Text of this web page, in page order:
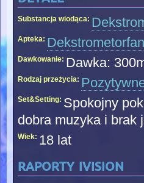
Substancja wiodąca:
Apteka: Dekstrometorfan
Dawkowanie: Dawka:
Rodzaj przeżycia:
Set&Setting: Spokojny
dobra muzyka i brak
Wiek: 18 lat
raporty ivision